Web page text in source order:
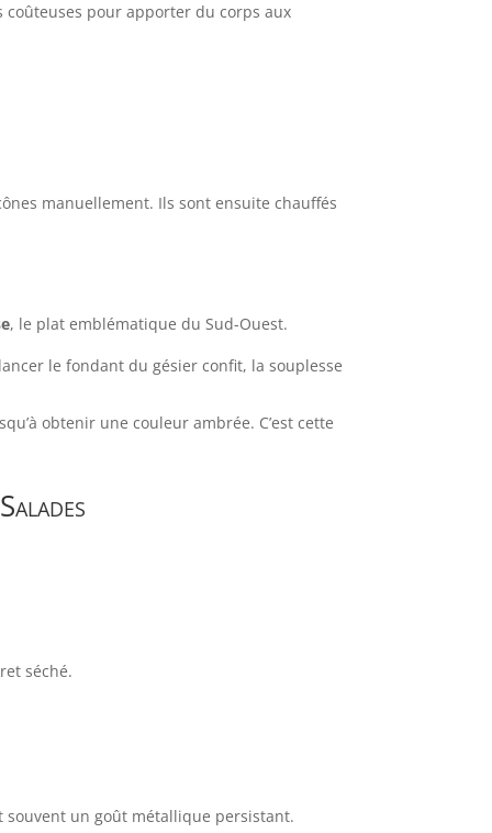
pour apporter du corps aux
manuellement. Ils sont ensuite chauffés
, le plat emblématique du Sud-Ouest.
le fondant du gésier confit, la souplesse
obtenir une couleur ambrée. C’est cette
séché.
souvent un goût métallique persistant.